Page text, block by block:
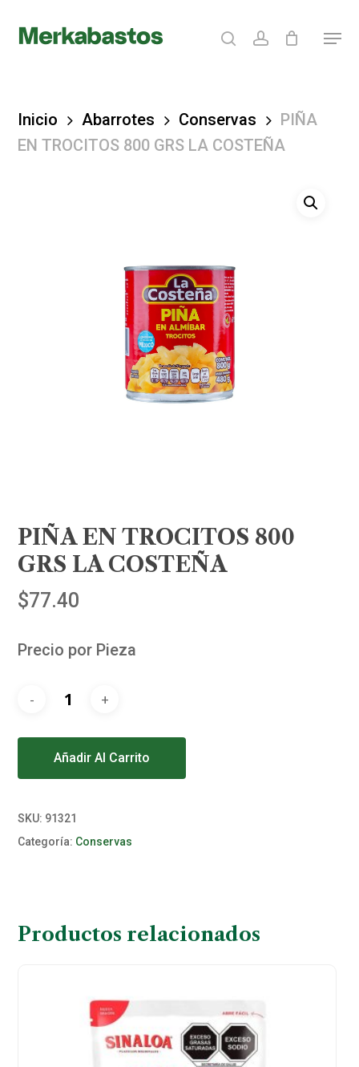
searchaccount Menu
Inicio Abarrotes Conservas
PIÑA
EN TROCITOS 800 GRS LA COSTEÑA
PIÑA EN TROCITOS 800
GRS LA COSTEÑA
$77.40
Precio por Pieza
Añadir Al Carrito
SKU: 91321
Categoría: Conservas
Productos relacionados
Close